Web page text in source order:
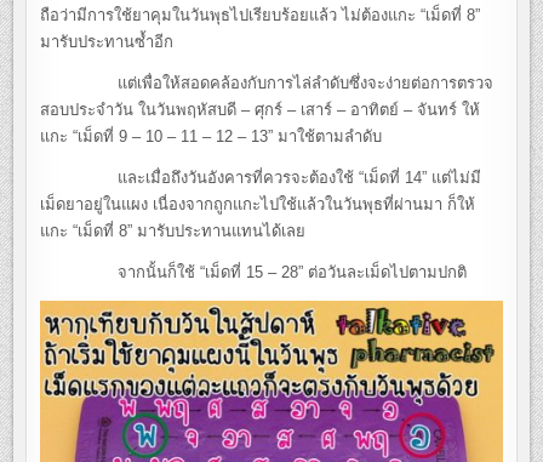
ถือว่ามีการใช้ยาคุมในวันพุธไปเรียบร้อยแล้ว ไม่ต้องแกะ “เม็ดที่ 8”
มารับประทานซ้ำอีก
แต่เพื่อให้สอดคล้องกับการไล่ลำดับซึ่งจะง่ายต่อการตรวจ
สอบประจำวัน ในวันพฤหัสบดี – ศุกร์ – เสาร์ – อาทิตย์ – จันทร์ ให้
แกะ “เม็ดที่ 9 – 10 – 11 – 12 – 13” มาใช้ตามลำดับ
และเมื่อถึงวันอังคารที่ควรจะต้องใช้ “เม็ดที่ 14” แต่ไม่มี
เม็ดยาอยู่ในแผง เนื่องจากถูกแกะไปใช้แล้วในวันพุธที่ผ่านมา ก็ให้
แกะ “เม็ดที่ 8” มารับประทานแทนได้เลย
จากนั้นก็ใช้ “เม็ดที่ 15 – 28” ต่อวันละเม็ดไปตามปกติ